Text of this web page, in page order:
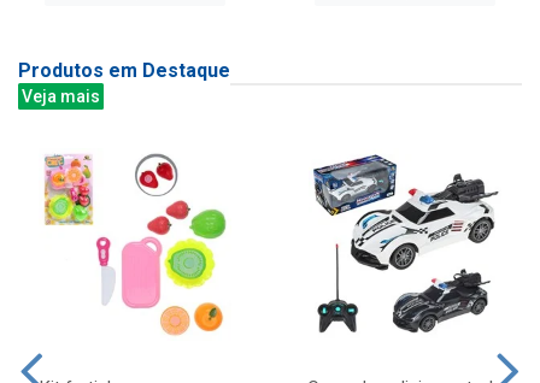
Produtos em Destaque
Veja mais